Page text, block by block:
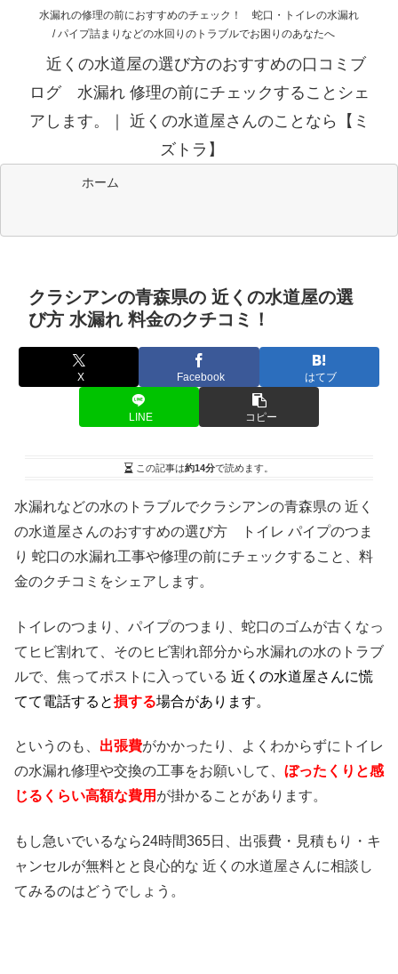
水漏れの修理の前におすすめのチェック！ 蛇口・トイレの水漏れ
/ パイプ詰まりなどの水回りのトラブルでお困りのあなたへ
近くの水道屋の選び方のおすすめの口コミブ
ログ 水漏れ 修理の前にチェックすることシェ
アします。｜ 近くの水道屋さんのことなら【ミ
ズトラ】
ホーム
クラシアンの青森県の 近くの水道屋の選
び方 水漏れ 料金のクチコミ！
X Facebook はてブ
LINE コピー
この記事は約14分で読めます。
水漏れなどの水のトラブルでクラシアンの青森県の 近く
の水道屋さんのおすすめの選び方 トイレ パイプのつま
り 蛇口の水漏れ工事や修理の前にチェックすること、料
金のクチコミをシェアします。
トイレのつまり、パイプのつまり、蛇口のゴムが古くなっ
てヒビ割れて、そのヒビ割れ部分から水漏れの水のトラブ
ルで、焦ってポストに入っている 近くの水道屋さんに慌
てて電話すると損する場合があります。
というのも、 出張費がかかったり、よくわからずにトイレ
の水漏れ修理や交換の工事をお願いして、 ぼったくりと感
じるくらい高額な費用 が掛かることがあります。
もし急いでいるなら24時間365日、出張費・見積もり・キ
ャンセルが無料とと良心的な 近くの水道屋さんに相談し
てみるのはどうでしょう。